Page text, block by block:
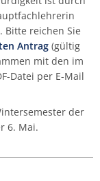
Bitte reichen Sie
Antrag (gültig
mit den im
Datei per E-Mail
der
6. Mai.
HfM